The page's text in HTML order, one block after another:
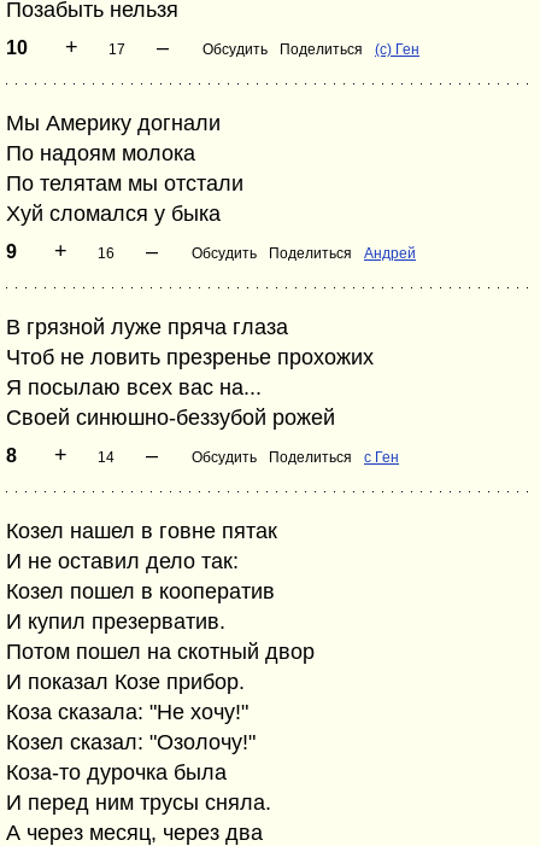
Позабыть нельзя
10 + 17 – Обсудить Поделиться (с) Ген
Мы Америку догнали
По надоям молока
По телятам мы отстали
Хуй сломался у быка
9 + 16 – Обсудить Поделиться Андрей
В грязной луже пряча глаза
Чтоб не ловить презренье прохожих
Я посылаю всех вас на...
Своей синюшно-беззубой рожей
8 + 14 – Обсудить Поделиться с Ген
Козел нашел в говне пятак
И не оставил дело так:
Козел пошел в кооператив
И купил презерватив.
Потом пошел на скотный двор
И показал Козе прибор.
Коза сказала: "Не хочу!"
Козел сказал: "Озолочу!"
Коза-то дурочка была
И перед ним трусы сняла.
А через месяц, через два